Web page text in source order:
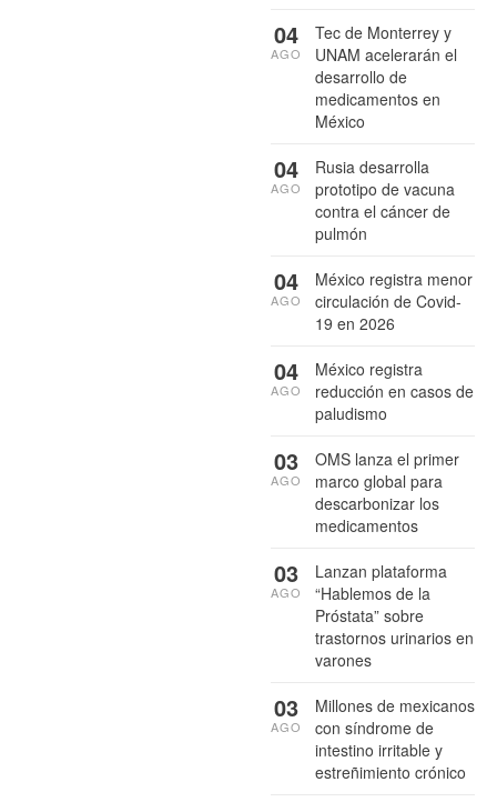
Tec de Monterrey y
UNAM acelerarán el
desarrollo de
medicamentos en
México
04
AGO
Rusia desarrolla
prototipo de vacuna
contra el cáncer de
pulmón
04
AGO
México registra menor
circulación de Covid-
19 en 2026
04
AGO
México registra
reducción en casos de
paludismo
04
AGO
OMS lanza el primer
marco global para
descarbonizar los
medicamentos
03
AGO
Lanzan plataforma
“Hablemos de la
Próstata” sobre
trastornos urinarios en
varones
03
AGO
Millones de mexicanos
con síndrome de
intestino irritable y
estreñimiento crónico
03
AGO